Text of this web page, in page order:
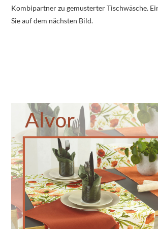
Kombipartner zu gemusterter Tischwäsche.
Sie auf dem nächsten Bild.